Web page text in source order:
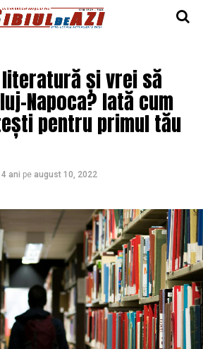
și vrei să
Napoca? Iată cum
pentru primul tău
ani pe august 10, 2022